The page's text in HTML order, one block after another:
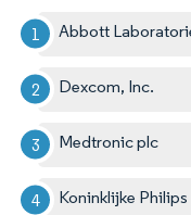
Abbott
Dexcom, Inc.
Medtronic plc
Koninklijke Philips